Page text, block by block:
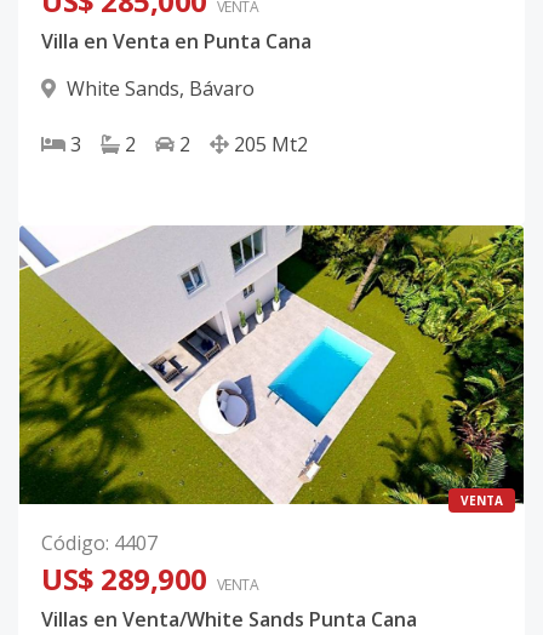
VENTA
Villa en Venta en Punta Cana
White Sands, Bávaro
3 2 2 205 Mt2
VENTA
Código: 4407
US$ 289,900 VENTA
Villas en Venta/White Sands Punta Cana